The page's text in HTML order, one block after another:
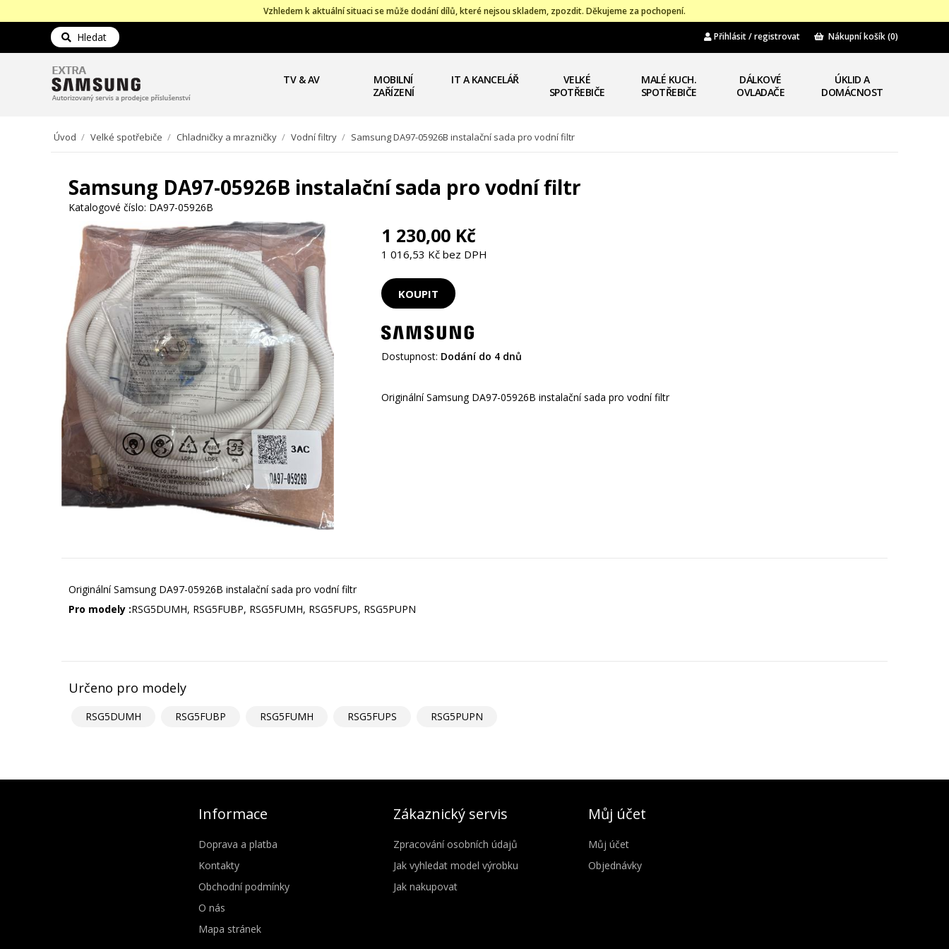
Vzhledem k aktuální situaci se může dodání dílů, které nejsou skladem, zpozdit. Děkujeme za pochopení.
Hledat Přihlásit / registrovat Nákupní košík(0)
TV & AV
MOBILNÍ
ZAŘÍZENÍ
IT A KANCELÁŘ
VELKÉ
SPOTŘEBIČE
MALÉ KUCH.
SPOTŘEBIČE
DÁLKOVÉ
OVLADAČE
ÚKLID A
DOMÁCNOST
Úvod / Velké spotřebiče / Chladničky a mrazničky / Vodní filtry / Samsung DA97-05926B instalační sada pro vodní filtr
Samsung DA97-05926B instalační sada pro vodní filtr
Katalogové číslo: DA97-05926B
1 230,00 Kč
1 016,53 Kč bez DPH
Dostupnost: Dodání do 4 dnů
Originální Samsung DA97-05926B instalační sada pro vodní filtr
Originální Samsung DA97-05926B instalační sada pro vodní filtr
Pro modely :RSG5DUMH, RSG5FUBP, RSG5FUMH, RSG5FUPS, RSG5PUPN
Určeno pro modely
RSG5DUMH RSG5FUBP RSG5FUMH RSG5FUPS RSG5PUPN
Informace
Doprava a platba
Kontakty
Obchodní podmínky
O nás
Mapa stránek
Zákaznický servis
Zpracování osobních údajů
Jak vyhledat model výrobku
Jak nakupovat
Můj účet
Můj účet
Objednávky